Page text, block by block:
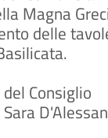
Magna
delle
Consiglio